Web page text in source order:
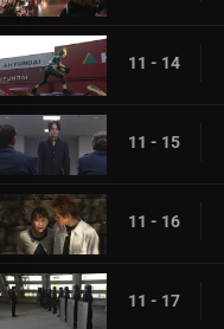
11 - 14
11 - 15
11 - 16
11 - 17